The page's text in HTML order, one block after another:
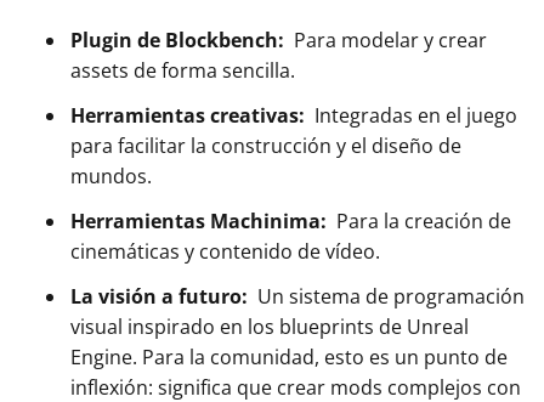
Plugin de Blockbench: Para modelar y crear
assets de forma sencilla.
Herramientas creativas: Integradas en el juego
para facilitar la construcción y el diseño de
mundos.
Herramientas Machinima: Para la creación de
cinemáticas y contenido de vídeo.
La visión a futuro: Un sistema de programación
visual inspirado en los blueprints de Unreal
Engine. Para la comunidad, esto es un punto de
inflexión: significa que crear mods complejos con